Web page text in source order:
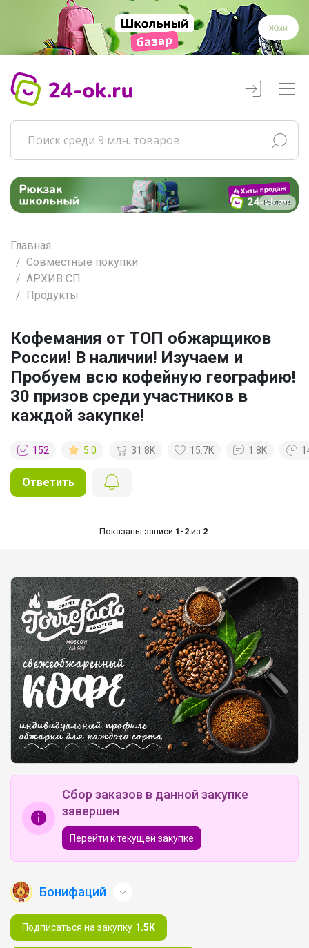
Жми
Реклама
Главная
Совместные покупки
АРХИВ СП
Продукты
Кофемания от ТОП обжарщиков
России! В наличии! Изучаем и
Пробуем всю кофейную географию!
30 призов среди участников в
каждой закупке!
152 5.0 31.8K 15.7K 1.8K
Ответить
Показаны записи 1-2 из 2
Сбор заказов в данной закупке
завершен
Перейти к текущей закупке
Бонифаций
Подписаться на закупку 1.5K